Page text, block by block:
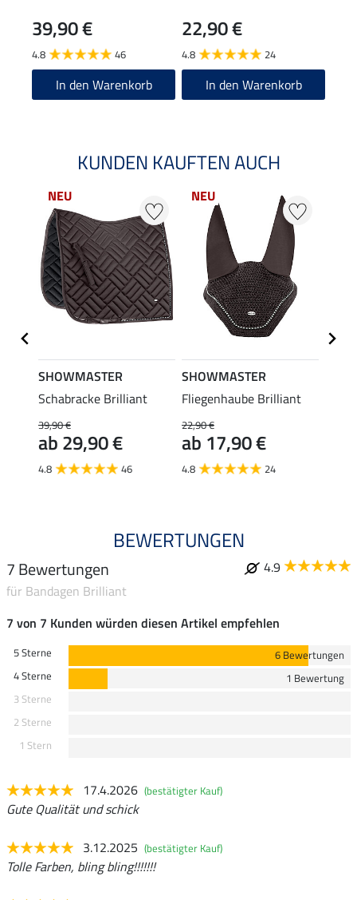
39,90 €
4.8 46
In den Warenkorb
22,90 €
4.8 24
In den Warenkorb
KUNDEN KAUFTEN AUCH
NEU
SHOWMASTER
Schabracke Brilliant
39,90 €
ab 29,90 €
4.8 46
NEU
SHOWMASTER
Fliegenhaube Brilliant
22,90 €
ab 17,90 €
4.8 24
BEWERTUNGEN
7 Bewertungen
4.9
für Bandagen Brilliant
7 von 7 Kunden würden diesen Artikel empfehlen
5 Sterne
6 Bewertungen
4 Sterne
1 Bewertung
3 Sterne
2 Sterne
1 Stern
17.4.2026 (bestätigter Kauf)
Gute Qualität und schick
3.12.2025 (bestätigter Kauf)
Tolle Farben, bling bling!!!!!!!